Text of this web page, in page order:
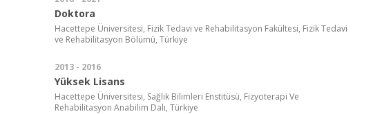
Doktora
Hacettepe Üniversitesi, Fizik Tedavi ve Rehabilitasyon Fakültesi, Fizik Tedavi
ve Rehabilitasyon Bölümü, Türkiye
2013 - 2016
Yüksek Lisans
Hacettepe Üniversitesi, Sağlık Bilimleri Enstitüsü, Fizyoterapi Ve
Rehabilitasyon Anabilim Dalı, Türkiye